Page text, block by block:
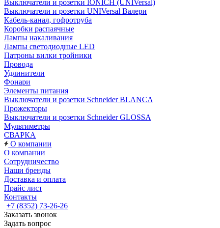
Выключатели и розетки IONICH (UNIVersal)
Выключатели и розетки UNIVersal Валери
Кабель-канал, гофротруба
Коробки распаячные
Лампы накаливания
Лампы светодиодные LED
Патроны вилки тройники
Провода
Удлинители
Фонари
Элементы питания
Выключатели и розетки Schneider BLANCA
Прожекторы
Выключатели и розетки Schneider GLOSSA
Мультиметры
СВАРКА
О компании
О компании
Сотрудничество
Наши бренды
Доставка и оплата
Прайс лист
Контакты
+7 (8352) 73-26-26
Заказать звонок
Задать вопрос